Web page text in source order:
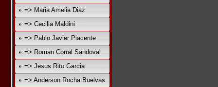
=> Maria Amelia Diaz
=> Cecilia Maldini
=> Pablo Javier Piacente
=> Roman Corral Sandoval
=> Jesus Rito Garcia
=> Anderson Rocha Buelvas